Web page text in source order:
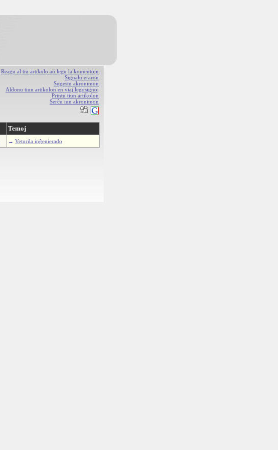
Reagu al tiu artikolo aŭ legu la komentojn
Signalu eraron
Sugestu akronimon
Aldonu tiun artikolon en viaj legosignoj
Printu tiun artikolon
Serĉu iun akronimon
Temoj
→ Veturila inĝenierado